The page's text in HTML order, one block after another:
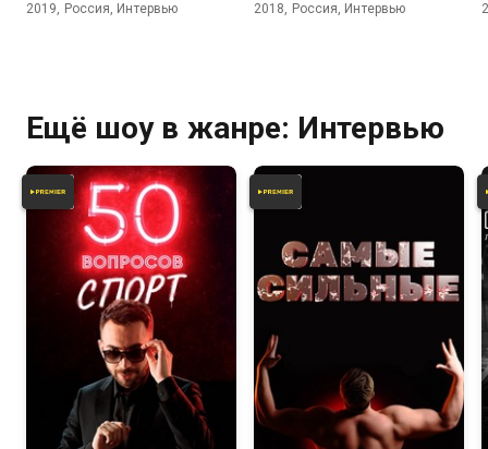
2019, Россия, Интервью 2018, Россия, Интервью
Ещё шоу в жанре: Интервью